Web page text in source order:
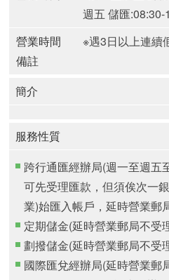
週五 儲匯:08:30-
營業時間
備註
※遇3日以上連續
簡介
服務性質
跨行通匯經辦局(週一至週五
可先受理匯款，但須俟次一
業)始匯入帳戶，延時營業郵
定期儲金(延時營業郵局不受
劃撥儲金(延時營業郵局不受
國際匯兌經辦局(延時營業郵